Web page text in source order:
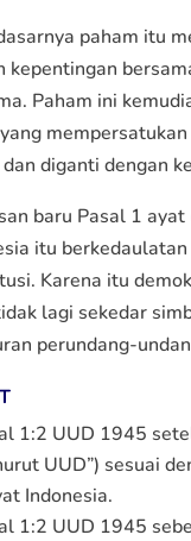
paham itu
kepentingan
Paham ini
dan diganti dengan
baru Pasal 1
itu
Karena itu
lagi sekedar
perundang-
1:2 UUD 1945
UUD”) sesuai
Indonesia.
1:2 UUD 1945